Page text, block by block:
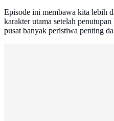
Episode ini membawa kita lebih
karakter utama setelah
pusat banyak peristiwa penting